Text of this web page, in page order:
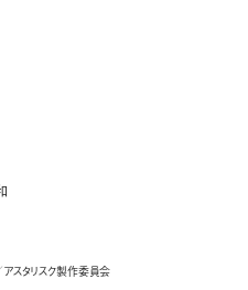
スタリスク製作委員会